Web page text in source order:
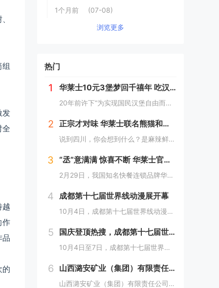
发
作
1个月前
(07-08)
浏览更多
热门
1 华莱士10元3堡梦回千禧年 吃汉堡、献爱心，经典好滋味回馈社会
20年前许下“为实现国民汉堡自由而奋斗”心愿的中国华莱士可能没有想到，2024年华莱士汉堡价格居然“卷”出了首店开业的价格！9月1日，“2024华华汉堡节”正式开启，而此次汉堡节，华莱士也是下了“血本”来回馈「华门信徒」，10块钱就能吃到3...
2 正宗才对味 华莱士联名熊猫和和国庆重磅上新鱼香肉丝鸡腿堡
说到四川，你会想到什么？是麻辣鲜香的川菜？还是圆滚滚可爱的国宝“胖达”？华莱士寻味中国系列终于来到了川蜀之地，与央视动漫熊猫和和联名，9月20日重磅上新华莱士川蜀鱼香肉丝风味鸡腿堡，从舌尖出发，探寻川蜀美食的“灵魂”。中国华莱士一直秉承着传...
3 “丞”意满满 惊喜不断 华莱士官宣范丞丞为新代言人
2月29日，我国知名快餐连锁品牌华莱士正式官宣范丞丞成为中国华莱士的品牌代言人。配合官宣，华莱士携手范丞丞发布了全新的品牌TVC，还为范丞丞的粉丝们量身定制了“丞意满满”的惊喜，与范丞丞共同开启创意十足的“春日之旅”。“丞”至金开，共掀美食...
4 成都第十七届世界线动漫展开幕
10月4日，成都第十七届世界线动漫展在中国西部国际博览城开幕。本届展会以“逐浪追风，记秋航行”为主题，涵盖品牌展商互动、主题游戏体验、沉浸主题摄影、声优大赛、电竞比赛、嘉宾签售、主题巡游和IP周边销售等核心内容。展会服务继续升级！成都第十七...
5 国庆登顶热搜，成都第十七届世界线动漫展圆满举行!
10月4日至7日，成都第十七届世界线动漫展在中国西部国际博览城成功举行。世界线动漫展是成都本土市场孕育的动漫展会，凭借独特的游戏体验和品牌展商互动内容，在年轻二次元人群好评如潮，成为了西部地区受众人数最多、规模最大的动漫展会。成都第十七届世...
6 山西潞安矿业（集团）有限责任公司古城煤矿： 企业基层党组织如何围绕中心工作发挥宣传赋能作用
山西潞安矿业（集团）有限责任公司古城煤矿：企业基层党组织如何围绕中心工作发挥宣传赋能作用 习近平总书记指出，做好新形势下宣传思想工作，必须自觉承担起举旗帜、聚民心、育新人、兴文化、展形象的使命任务，这为国企做好宣传思想工作提供了根...